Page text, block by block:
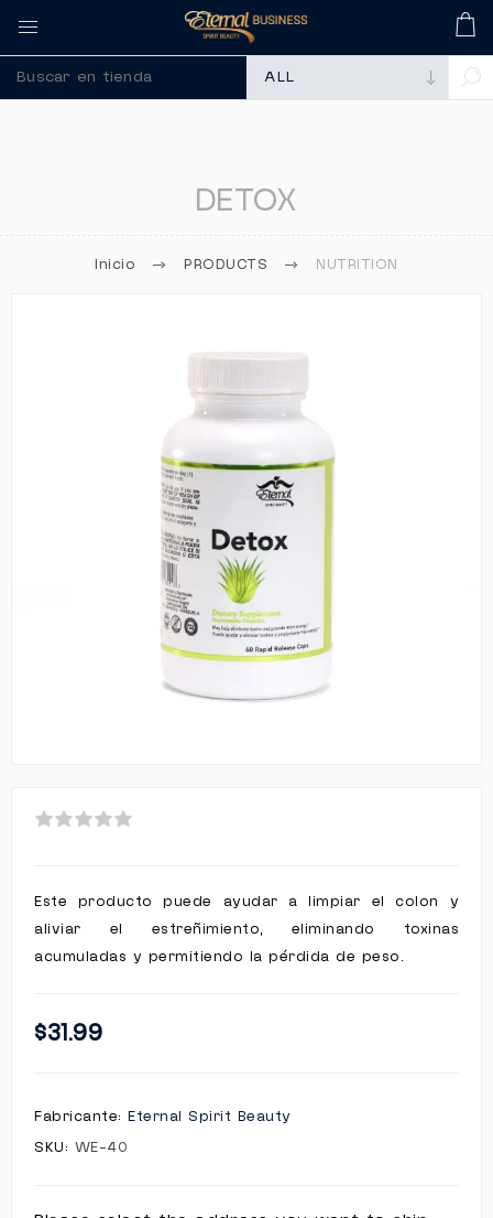
🚀 Recuerda comprar tus
DETOX
Inicio PRODUCTS NUTRITION
Este producto puede ayudar a limpiar el colon y
aliviar el estreñimiento, eliminando toxinas
acumuladas y permitiendo la pérdida de peso.
$31.99
Fabricante: Eternal Spirit Beauty
SKU: WE-40